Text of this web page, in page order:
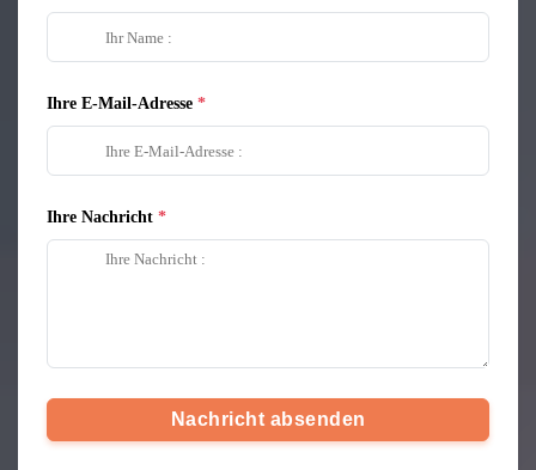
Ihre E-Mail-Adresse
Ihre Nachricht
Nachricht absenden